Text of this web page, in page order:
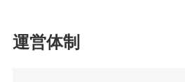
運営体制